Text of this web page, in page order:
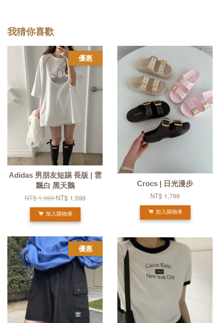
我猜你喜歡
優惠
Adidas 男朋友短踢 長版 | 雲
飄白 黑天鵝
NT$ 1,999NT$ 1,599
加入購物車
Crocs | 日光漫步
NT$ 1,799
加入購物車
優惠